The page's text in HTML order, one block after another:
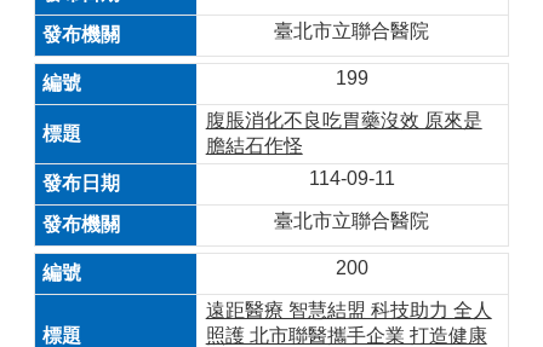
臺北市立聯合醫院
199
腹脹消化不良吃胃藥沒效 原來是
膽結石作怪
114-09-11
臺北市立聯合醫院
200
遠距醫療 智慧結盟 科技助力 全人
照護 北市聯醫攜手企業 打造健康